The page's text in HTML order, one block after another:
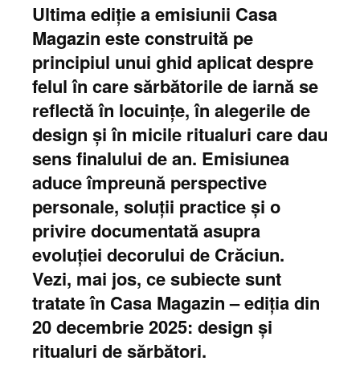
Ultima ediție a emisiunii Casa
Magazin este construită pe
principiul unui ghid aplicat despre
felul în care sărbătorile de iarnă se
reflectă în locuințe, în alegerile de
design și în micile ritualuri care dau
sens finalului de an. Emisiunea
aduce împreună perspective
personale, soluții practice și o
privire documentată asupra
evoluției decorului de Crăciun.
Vezi, mai jos, ce subiecte sunt
tratate în Casa Magazin – ediția din
20 decembrie 2025: design și
ritualuri de sărbători.